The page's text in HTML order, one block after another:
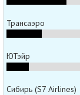
Трансаэро
ЮТэйр
Сибирь (S7 Airlines)